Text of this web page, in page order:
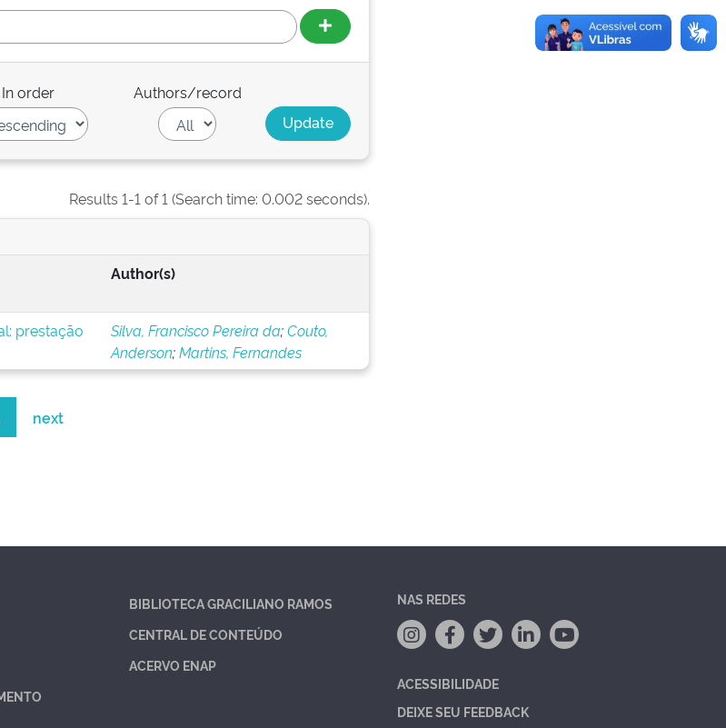
In order Authors/record
Results 1-1 of 1 (Search time: 0.002 seconds).
Author(s)
prestação
Silva, Francisco Pereira da;Couto,
Anderson;Martins, Fernandes
next
BIBLIOTECA GRACILIANO RAMOS
CENTRAL DE CONTEÚDO
ACERVO ENAP
NAS REDES
ACESSIBILIDADE
DEIXE SEU FEEDBACK